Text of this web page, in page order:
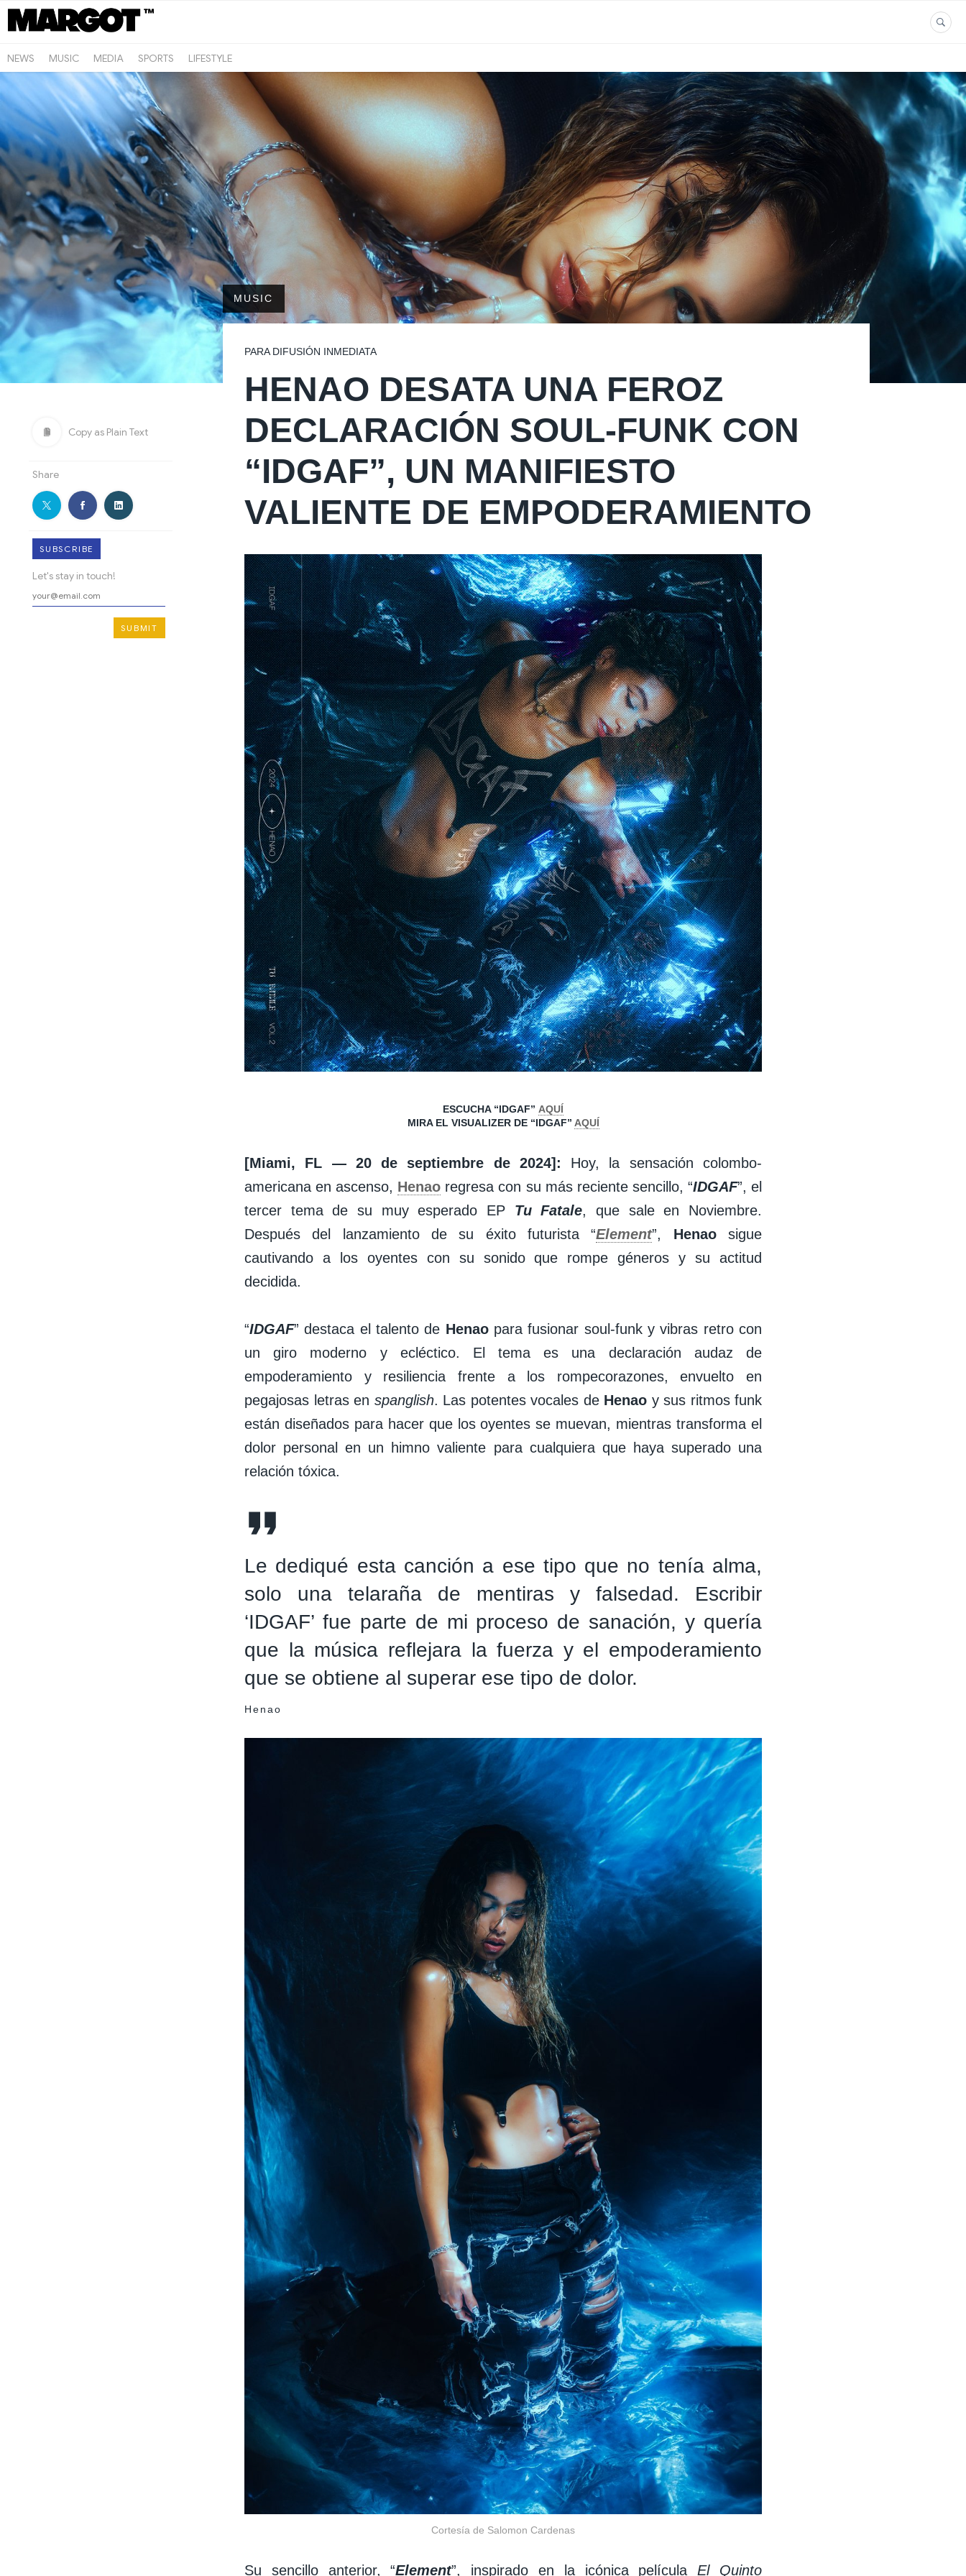
NEWS MUSIC MEDIA SPORTS LIFESTYLE
Copy as Plain Text
Share
SUBSCRIBE
Let's stay in touch!
MUSIC
PARA DIFUSIÓN INMEDIATA
HENAO DESATA UNA FEROZ
DECLARACIÓN SOUL-FUNK CON
“IDGAF”, UN MANIFIESTO
VALIENTE DE EMPODERAMIENTO
ESCUCHA “IDGAF” AQUÍ
MIRA EL VISUALIZER DE “IDGAF” AQUÍ
[Miami, FL — 20 de septiembre de 2024]: Hoy, la sensación colombo-
americana en ascenso, Henao regresa con su más reciente sencillo, “IDGAF”, el
tercer tema de su muy esperado EP Tu Fatale, que sale en Noviembre.
Después del lanzamiento de su éxito futurista “Element”, Henaosigue
cautivando a los oyentes con su sonido que rompe géneros y su actitud
decidida.
“IDGAF” destaca el talento de Henao para fusionar soul-funk y vibras retro con
un giro moderno y ecléctico. El tema es una declaración audaz de
empoderamiento y resiliencia frente a los rompecorazones, envuelto en
pegajosas letras en spanglish. Las potentes vocales de Henao y sus ritmos funk
están diseñados para hacer que los oyentes se muevan, mientras transforma el
dolor personal en un himno valiente para cualquiera que haya superado una
relación tóxica.
Le dediqué esta canción a ese tipo que no tenía alma,
solo una telaraña de mentiras y falsedad. Escribir
‘IDGAF’ fue parte de mi proceso de sanación, y quería
que la música reflejara la fuerza y el empoderamiento
que se obtiene al superar ese tipo de dolor.
Henao
Cortesía de Salomon Cardenas
Su sencillo anterior, “Element”, inspirado en la icónica películaEl Quinto